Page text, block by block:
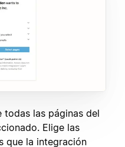
todas las páginas del
Elige las
que la integración